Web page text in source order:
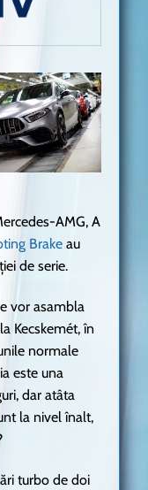
AMG, A
Brakeau
de serie.
vor asambla
Kecskemét, în
normale
este una
dar atâta
la nivel înalt,
turbo de doi